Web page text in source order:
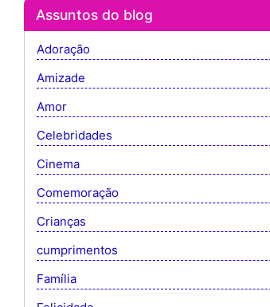
Assuntos do blog
Adoração
Amizade
Amor
Celebridades
Cinema
Comemoração
Crianças
cumprimentos
Família